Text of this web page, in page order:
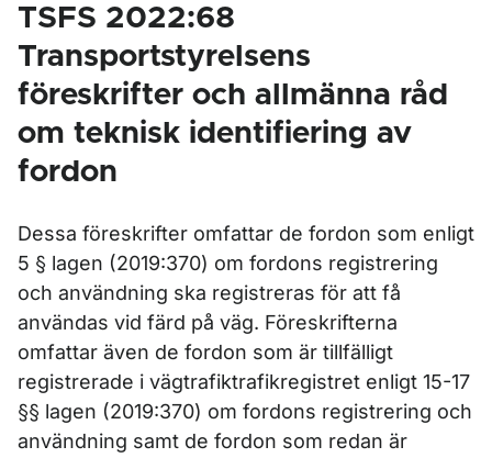
TSFS 2022:68
Transportstyrelsens
föreskrifter och allmänna råd
om teknisk identifiering av
fordon
Dessa föreskrifter omfattar de fordon som enligt
5 § lagen (2019:370) om fordons registrering
och användning ska registreras för att få
användas vid färd på väg. Föreskrifterna
omfattar även de fordon som är tillfälligt
registrerade i vägtrafiktrafikregistret enligt 15-17
§§ lagen (2019:370) om fordons registrering och
användning samt de fordon som redan är